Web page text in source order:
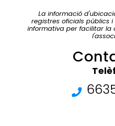
La informació
registres oficials públics
informativa per facilitar la